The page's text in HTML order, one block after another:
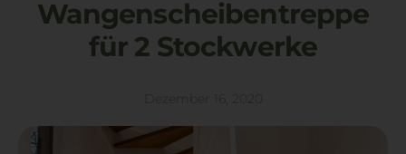
Wangenscheibentreppe
für 2 Stockwerke
Dezember 16, 2020